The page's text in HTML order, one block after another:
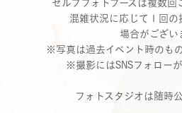
セルフフォトブースは複数回
混雑状況に応じて１回の
場合がござい
※写真は過去イベント時のも
※撮影にはSNSフォロー
フォトスタジオは随時